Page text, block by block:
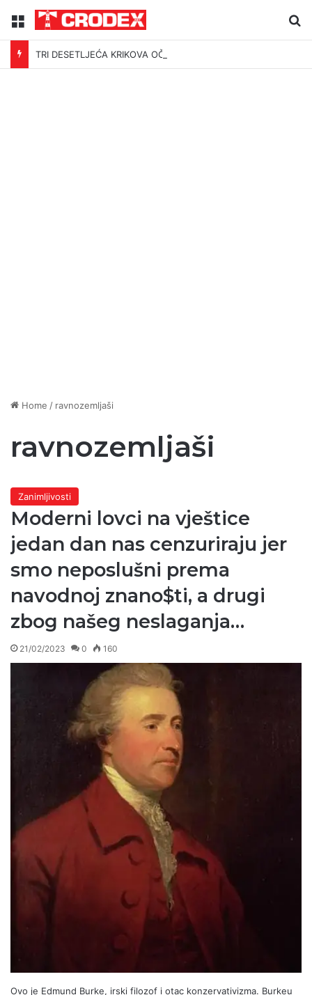
Menu
TRI DESETLJEĆA KRIKOVA OČAJNIKA
Home / ravnozemljaši
ravnozemljaši
Zanimljivosti
Moderni lovci na vještice
jedan dan nas cenzuriraju jer
smo neposlušni prema
navodnoj znano$ti, a drugi
zbog našeg neslaganja…
21/02/2023 0 160
Ovo je Edmund Burke, irski filozof i otac konzervativizma. Burkeu